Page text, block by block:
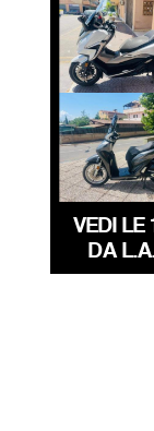
HONDA
350
€
HONDA
€
VEDI LE
DA